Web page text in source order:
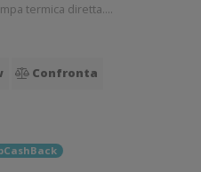
termica diretta.
Confronta